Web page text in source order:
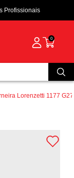
Profissionais
0
Lorenzetti 1177